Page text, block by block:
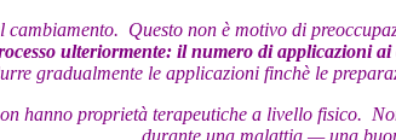
Questo non è motivo di
ulteriormente: il numero di applicazioni
gradualmente le applicazioni finchè le
hanno proprietà terapeutiche a livello fisico.
durante una malattia — una